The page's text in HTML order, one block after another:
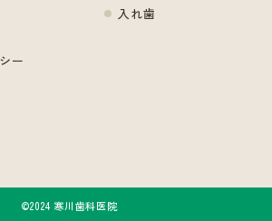
ー
入れ歯
©2024 寒川歯科医院